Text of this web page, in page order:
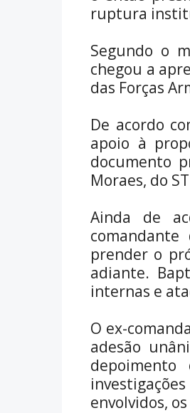
ruptura
Segundo o
chegou a
das Forças
De acordo
apoio à
documento
Moraes, do
Ainda de
prender o
adiante.
internas e
O ex-
adesão
envolvidos,